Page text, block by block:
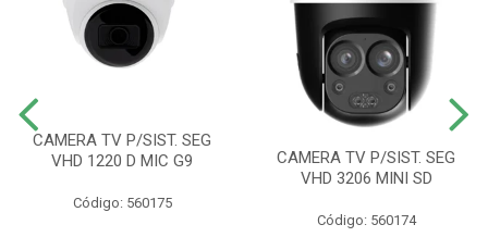
CAMERA TV P/SIST. SEG
VHD 1220 D MIC G9
Código: 560175
CAMERA TV P/SIST. SEG
VHD 3206 MINI SD
Código: 560174